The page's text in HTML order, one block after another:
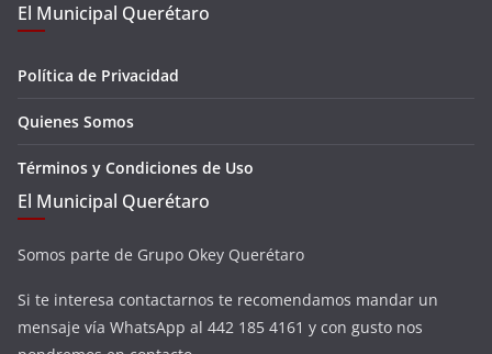
El Municipal Querétaro
Política de Privacidad
Quienes Somos
Términos y Condiciones de Uso
El Municipal Querétaro
Somos parte de Grupo Okey Querétaro
Si te interesa contactarnos te recomendamos mandar un
mensaje vía WhatsApp al 442 185 4161 y con gusto nos